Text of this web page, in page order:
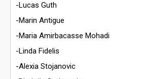
-Lucas Guth
-Marin Antigue
-Maria Amirbacasse Mohadi
-Linda Fidelis
-Alexia Stojanovic